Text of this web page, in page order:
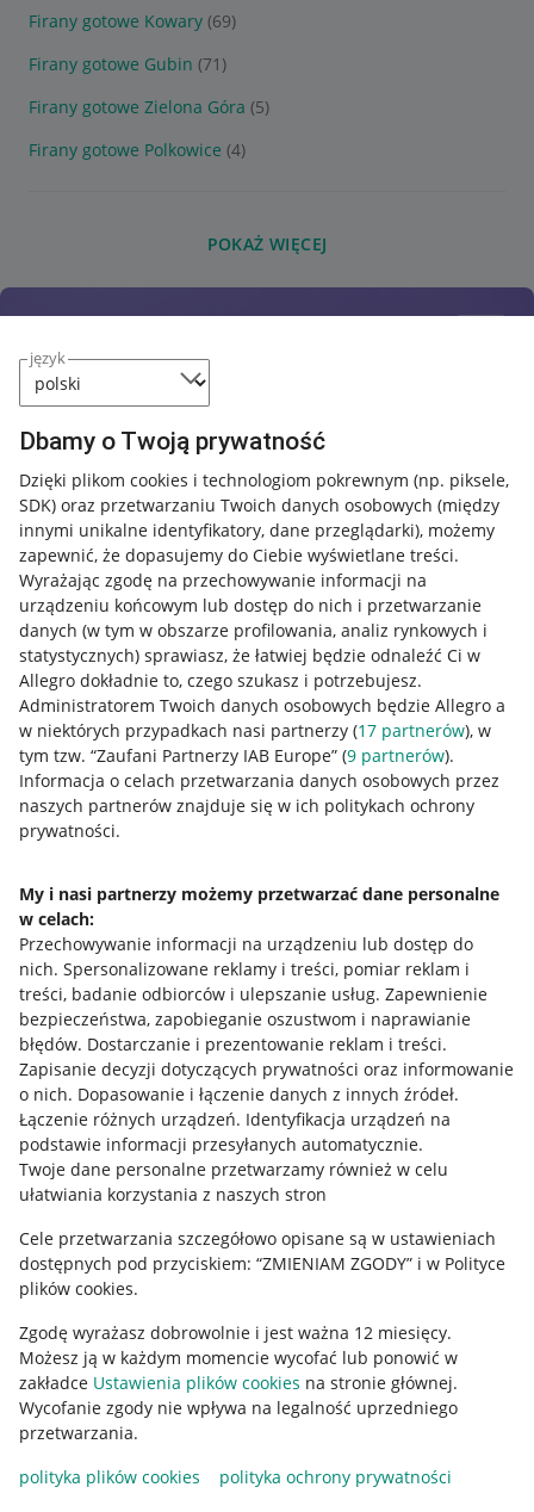
język
Dbamy o Twoją prywatność
Dzięki plikom cookies i technologiom pokrewnym (np. piksele,
SDK) oraz przetwarzaniu Twoich danych osobowych (między
innymi unikalne identyfikatory, dane przeglądarki), możemy
zapewnić, że dopasujemy do Ciebie wyświetlane treści.
Wyrażając zgodę na przechowywanie informacji na
urządzeniu końcowym lub dostęp do nich i przetwarzanie
danych (w tym w obszarze profilowania, analiz rynkowych i
statystycznych) sprawiasz, że łatwiej będzie odnaleźć Ci w
Allegro dokładnie to, czego szukasz i potrzebujesz.
Administratorem Twoich danych osobowych będzie Allegro a
w niektórych przypadkach nasi partnerzy (17 partnerów), w
tym tzw. “Zaufani Partnerzy IAB Europe” (9 partnerów).
Informacja o celach przetwarzania danych osobowych przez
naszych partnerów znajduje się w ich politykach ochrony
prywatności.
My i nasi partnerzy możemy przetwarzać dane personalne
w celach:
Przechowywanie informacji na urządzeniu lub dostęp do
nich. Spersonalizowane reklamy i treści, pomiar reklam i
treści, badanie odbiorców i ulepszanie usług. Zapewnienie
bezpieczeństwa, zapobieganie oszustwom i naprawianie
błędów. Dostarczanie i prezentowanie reklam i treści.
Zapisanie decyzji dotyczących prywatności oraz informowanie
o nich. Dopasowanie i łączenie danych z innych źródeł.
Łączenie różnych urządzeń. Identyfikacja urządzeń na
podstawie informacji przesyłanych automatycznie.
Twoje dane personalne przetwarzamy również w celu
ułatwiania korzystania z naszych stron
Cele przetwarzania szczegółowo opisane są w ustawieniach
dostępnych pod przyciskiem: “ZMIENIAM ZGODY” i w Polityce
plików cookies.
Zgodę wyrażasz dobrowolnie i jest ważna 12 miesięcy.
Możesz ją w każdym momencie wycofać lub ponowić w
zakładce Ustawienia plików cookies na stronie głównej.
Wycofanie zgody nie wpływa na legalność uprzedniego
przetwarzania.
polityka plików cookies
polityka ochrony prywatności
Firany gotowe Kowary (69)
Firany gotowe Gubin (71)
Firany gotowe Zielona Góra (5)
Firany gotowe Polkowice (4)
POKAŻ WIĘCEJ
Przydatne informacje
Jak to działa
Allegro Gadane dla sprzedających
Allegro Gadane dla kupujących
Mapa miejscowości
Informacje prawne
Regulamin
Polityka plików "cookies"
Ustawienia plików "cookies"
Udostępnianie lokalizacji
Informacje dla Aktu o Usługach Cyfrowych
Pobierz aplikację